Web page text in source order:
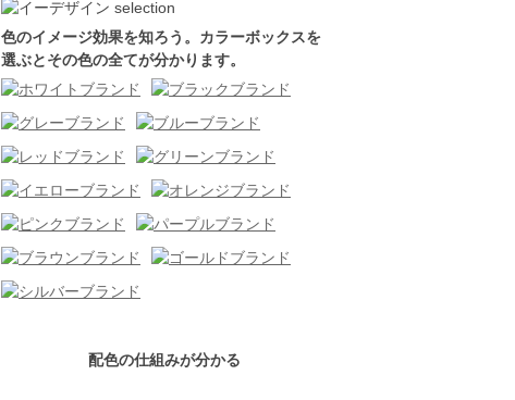
色のイメージ効果を知ろう。カラーボックスを
選ぶとその色の全てが分かります。
配色の仕組みが分かる